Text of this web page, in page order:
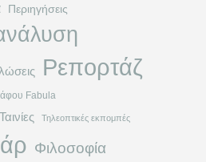
Περιηγήσεις
Ρεπορτάζ
Fabula
Ταινίες Τηλεοπτικές εκπομπές
Φιλοσοφία